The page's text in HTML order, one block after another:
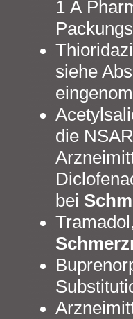
1 A
siehe
die
bei